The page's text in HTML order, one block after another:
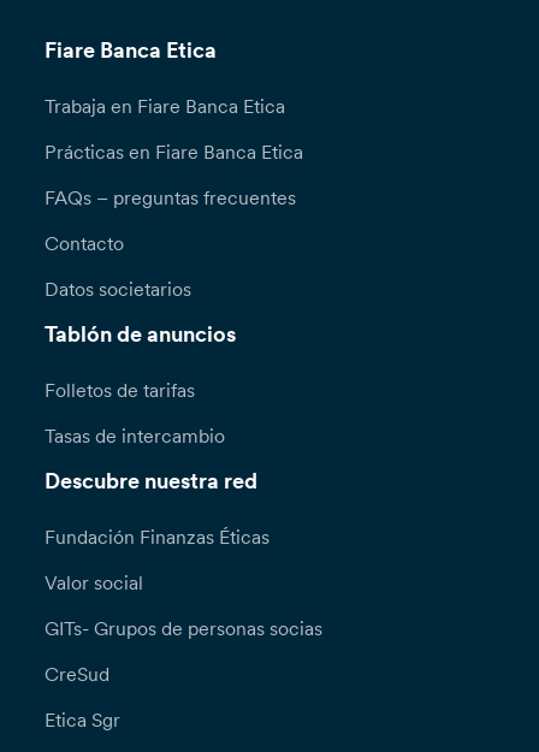
Fiare Banca Etica
Trabaja en Fiare Banca Etica
Prácticas en Fiare Banca Etica
FAQs – preguntas frecuentes
Contacto
Datos societarios
Tablón de anuncios
Folletos de tarifas
Tasas de intercambio
Descubre nuestra red
Fundación Finanzas Éticas
Valor social
GITs- Grupos de personas socias
CreSud
Etica Sgr